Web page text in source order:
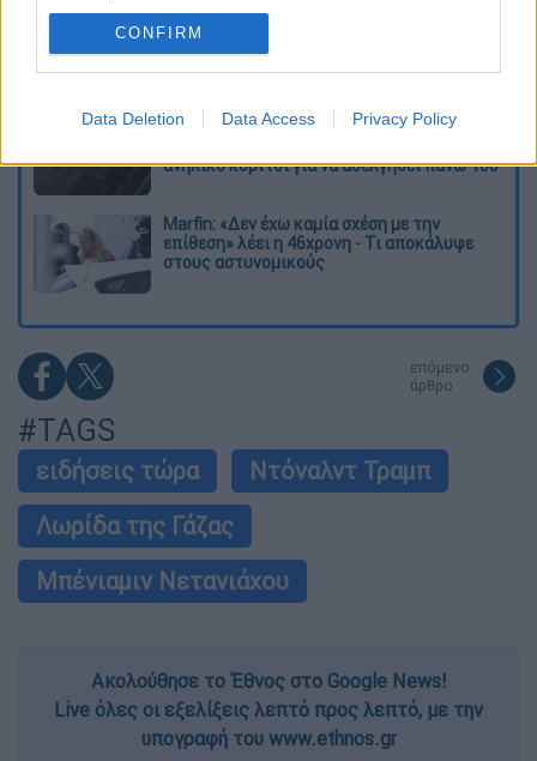
CONFIRM
Data Deletion Data Access Privacy Policy
Μουντιάλ 2026: «Θα ανατινάξω τον Μέσι με
τέσσερις βόμβες» - Οι τρομοκρατικές
απειλές που ερεύνησε το FBI
Φρίκη στην Κρήτη: Τουρίστας μπήκε σε
ανήλικο κορίτσι για να ασελγήσει πάνω του
Marfin: «Δεν έχω καμία σχέση με την
επίθεση» λέει η 46χρονη - Τι αποκάλυψε
στους αστυνομικούς
επόμενο
άρθρο
#TAGS
ειδήσεις τώρα
Ντόναλντ Τραμπ
Λωρίδα της Γάζας
Μπένιαμιν Νετανιάχου
Ακολούθησε το Έθνος στο Google News!
Live όλες οι εξελίξεις λεπτό προς λεπτό, με την
υπογραφή του www.ethnos.gr